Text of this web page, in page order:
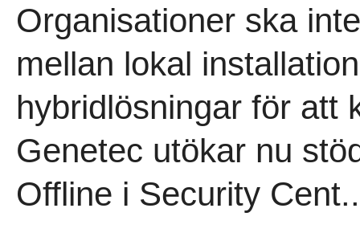
Organisationer ska
mellan lokal
hybridlösningar för att
Genetec utökar nu
Offline i Security Cent..